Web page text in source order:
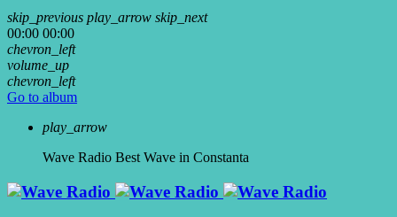
skip_previous play_arrow skip_next
00:00 00:00
chevron_left
volume_up
chevron_left
Go to album
play_arrow
Wave Radio Best Wave in Constanta